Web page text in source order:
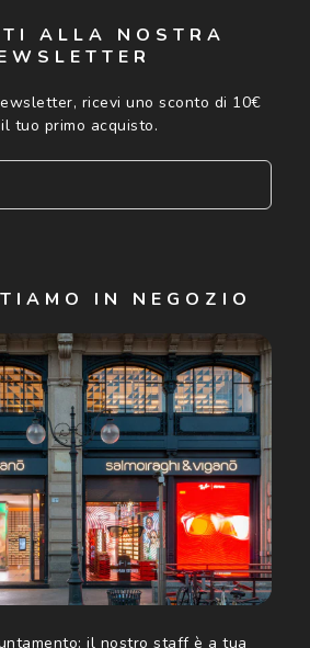
ALLA NOSTRA
ricevi uno sconto di 10€
tuo primo acquisto.
confermo di avere più di 16 anni e
dei miei Dati Personali da parte di
per l'invio di offerte speciali, novità
di carattere pubblicitario (consultare
per ulteriori informazioni).
IN NEGOZIO
il nostro staff è a tua